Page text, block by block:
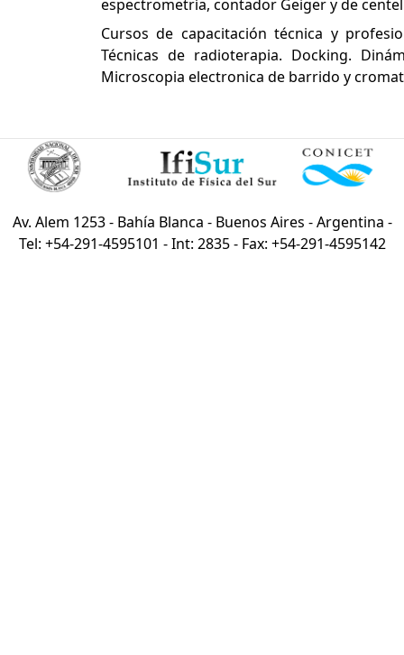
espectrometría, contador Geiger y de
Cursos de capacitación técnica y
Técnicas de radioterapia. Docking.
Microscopia electronica de barrido y
Av. Alem 1253 - Bahía Blanca - Buenos Aires - Argentina -
Tel: +54-291-4595101 - Int: 2835 - Fax: +54-291-4595142